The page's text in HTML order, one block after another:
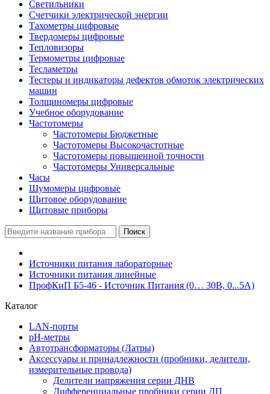
Светильники
Счетчики электрической энергии
Тахометры цифровые
Твердомеры цифровые
Тепловизоры
Термометры цифровые
Тесламетры
Тестеры и индикаторы дефектов обмоток электрических
машин
Толщиномеры цифровые
Учебное оборудование
Частотомеры
Частотомеры Бюджетные
Частотомеры Высокочастотные
Частотомеры повышенной точности
Частотомеры Универсальные
Часы
Шумомеры цифровые
Щитовое оборудование
Щитовые приборы
Поиск
Источники питания лабораторные
Источники питания линейные
ПрофКиП Б5-46 - Источник Питания (0… 30В, 0...5А)
Каталог
LAN-порты
pH-метры
Автотрансформаторы (Латры)
Аксессуары и принадлежности (пробники, делители,
измерительные провода)
Делители напряжения серии ДНВ
Дифференциальные пробники серии ДП